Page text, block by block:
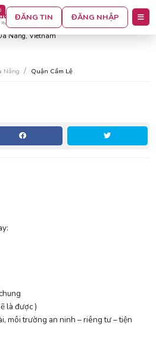
ĐĂNG TIN ĐĂNG NHẬP
vực khuê trung, cẩm lệ
Nang, Vietnam
Nẵng Quận Cẩm Lệ
là được )
môi trường an ninh – riêng tư – tiện